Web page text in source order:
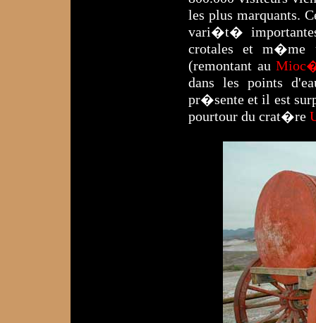
les plus marquants.
vari�t�
crotales et m�me
(remontant au
dans les points
pr�sente et il est
pourtour du crat�re